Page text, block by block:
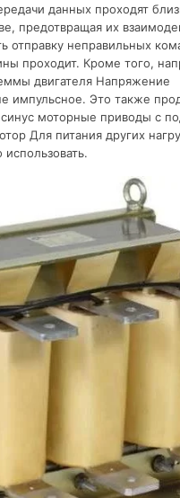
данных проходят
предотвращая их
отправку неправильных
проходит. Кроме того,
двигателя Напряжение
импульсное. Это также
синус моторные приводы с
Для питания других